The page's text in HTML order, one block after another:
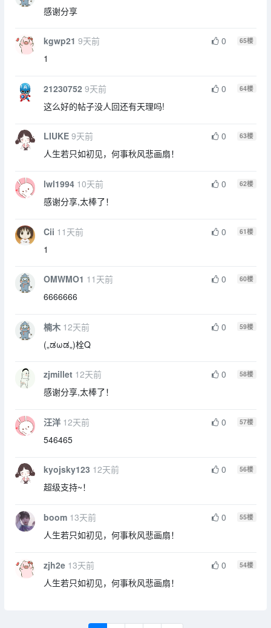
感谢分享
kgwp21 9天前 0 65楼
1
21230752 9天前 0 64楼
这么好的帖子没人回还有天理吗!
LIUKE 9天前 0 63楼
人生若只如初见，何事秋风悲画扇！
lwl1994 10天前 0 62楼
感谢分享,太棒了！
Cii 11天前 0 61楼
1
OMWMO1 11天前 0 60楼
6666666
楠木 12天前 0 59楼
(„ಡωಡ„)栓Q
zjmillet 12天前 0 58楼
感谢分享,太棒了！
汪洋 12天前 0 57楼
546465
kyojsky123 12天前 0 56楼
超级支持~！
boom 13天前 0 55楼
人生若只如初见，何事秋风悲画扇！
zjh2e 13天前 0 54楼
人生若只如初见，何事秋风悲画扇！